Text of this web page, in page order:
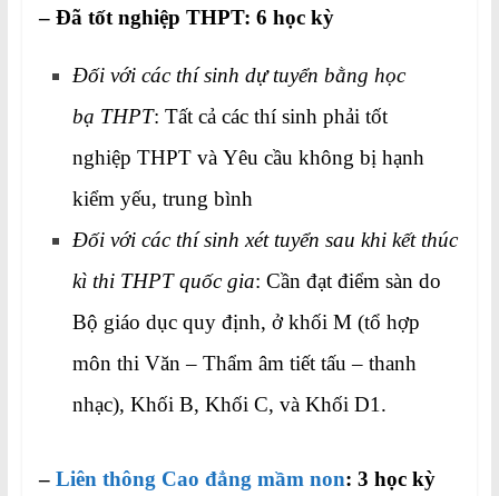
– Đã tốt nghiệp THPT: 6 học kỳ
Đối với các thí sinh dự tuyển bằng học
bạ THPT: Tất cả các thí sinh phải tốt
nghiệp THPT và Yêu cầu không bị hạnh
kiểm yếu, trung bình
Đối với các thí sinh xét tuyển sau khi kết thúc
kì thi THPT quốc gia: Cần đạt điểm sàn do
Bộ giáo dục quy định, ở khối M (tổ hợp
môn thi Văn – Thẩm âm tiết tấu – thanh
nhạc), Khối B, Khối C, và Khối D1.
– Liên thông Cao đẳng mầm non: 3 học kỳ